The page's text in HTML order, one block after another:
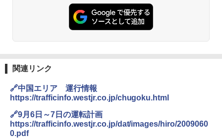
￥2,695
A26 地球の歩き方 チェコ ポーランド スロヴ
ァキア 2026～2027 地球の歩き方A ヨーロッ
PYKES PEAK (パイクスピーク) 着替えテン
ト プライバシー テント 【中が透けない】 1
人用 折りたたみ 防災グッズ 災害用トイレ ビ
易 トイレテント (ブラック)
ENDLESS BASE 《めざましテレビで紹介》
テント ワンタッチ RENEW 幅200 2-3人用 43
￥5,999
レーム ドーム型 テント
￥14,800
付き ヒグマ・イノシシ対策 自治体・教育機
関の購入実績 登山・キャンプ・アウトドア・
送
関連リンク
🔗中国エリア 運行情報
https://trafficinfo.westjr.co.jp/chugoku.html
🔗9月6日～7日の運転計画
https://trafficinfo.westjr.co.jp/dat/images/hiro/2009060
0.pdf